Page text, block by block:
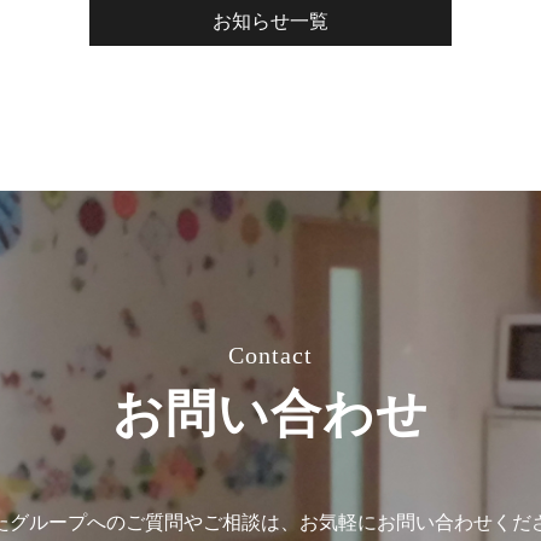
お知らせ一覧
Contact
お問い合わせ
グループへのご質問やご相談は、 お気軽にお問い合わせくだ